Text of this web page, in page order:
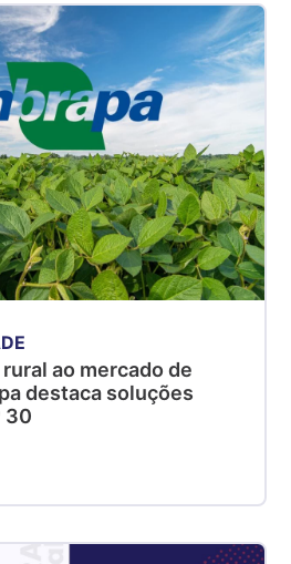
ao mercado de
destaca soluções
30